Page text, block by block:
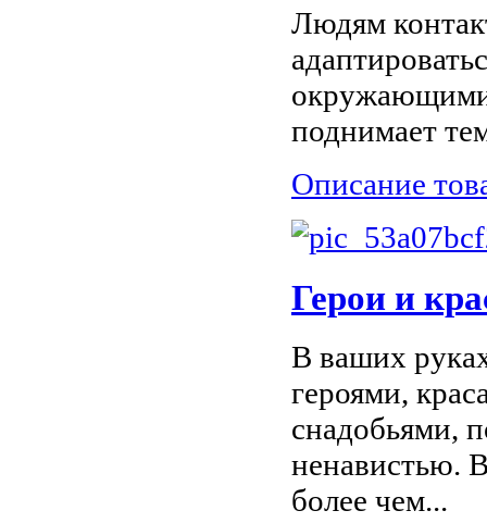
Людям
поднимает
Описание
Герои и
В ваших
героями,
снадобьями,
ненавистью.
более чем...